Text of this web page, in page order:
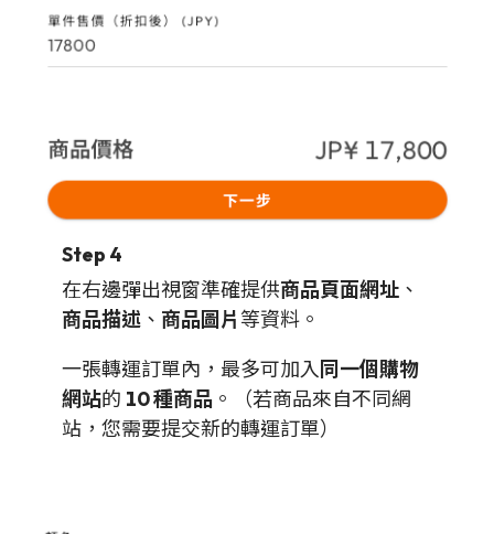
Step 4
在右邊彈出視窗準確提供商品頁面網址 、
商品描述 、 商品圖片 等資料。
一張轉運訂單內，最多可加入同一個購物
網站的 10 種商品 。（若商品來自不同網
站，您需要提交新的轉運訂單）